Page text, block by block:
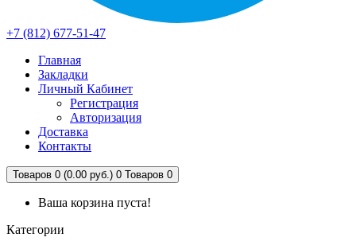
+7 (812) 677-51-47
Главная
Закладки
Личный Кабинет
Регистрация
Авторизация
Доставка
Контакты
Товаров 0 (0.00 руб.) 0 Товаров 0
Ваша корзина пуста!
Категории